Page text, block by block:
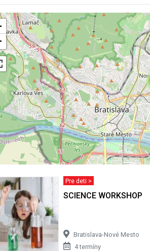
Pre deti >
SCIENCE WORKSHOP
Bratislava-Nové Mesto
4 termíny